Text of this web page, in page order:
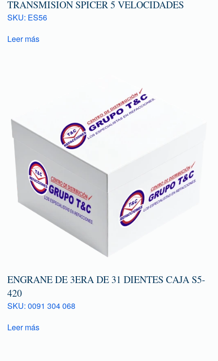
TRANSMISION SPICER 5 VELOCIDADES
SKU: ES56
Leer más
ENGRANE DE 3ERA DE 31 DIENTES CAJA S5-
420
SKU: 0091 304 068
Leer más